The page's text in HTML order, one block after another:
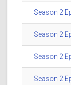
Season 2
Season 2
Season 2
Season 2